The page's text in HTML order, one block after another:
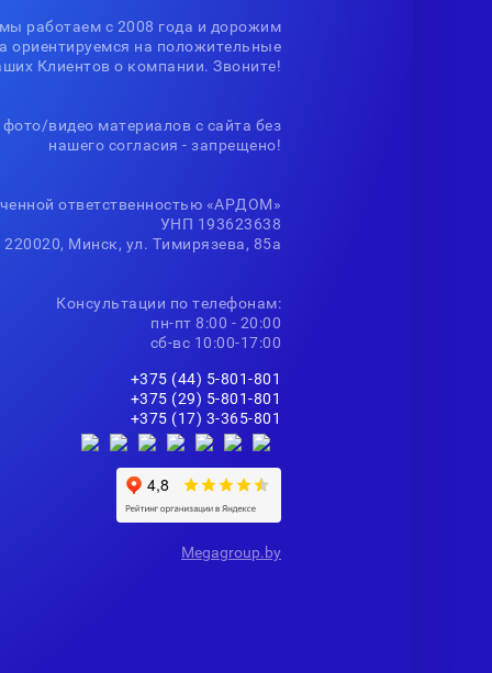
работаем с 2008 года и дорожим
ориентируемся на положительные
Клиентов о компании. Звоните!
видео материалов с сайта без
нашего согласия - запрещено!
ответственностью «АРДОМ»
УНП 193623638
220020, Минск, ул. Тимирязева, 85а
Консультации по телефонам:
пн-пт 8:00 - 20:00
сб-вс 10:00-17:00
+375 (44) 5-801-801
+375 (29) 5-801-801
+375 (17) 3-365-801
Мegagroup.by